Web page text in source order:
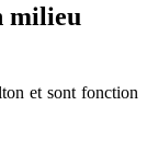
milieu
et sont fonction